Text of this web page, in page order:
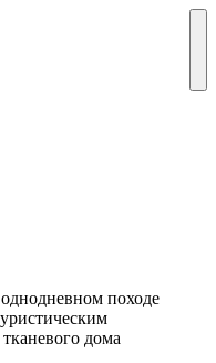
походе
дома